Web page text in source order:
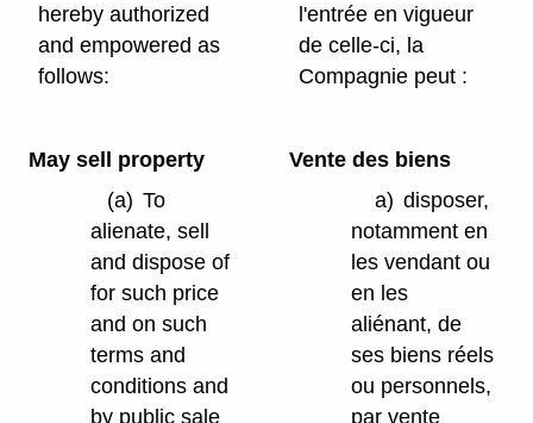
hereby authorized
and empowered as
follows:
l'entrée en vigueur
de celle-ci, la
Compagnie peut :
May sell property
(a) To
alienate, sell
and dispose of
for such price
and on such
terms and
conditions and
by public sale
Vente des biens
a) disposer,
notamment en
les vendant ou
en les
aliénant, de
ses biens réels
ou personnels,
par vente